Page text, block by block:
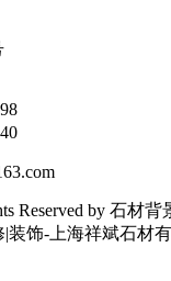
Reserved by 石材背
装饰-上海祥斌石材